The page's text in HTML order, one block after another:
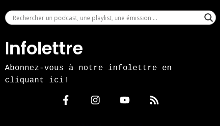
Infolettre
Abonnez-vous à notre infolettre en
cliquant ici!